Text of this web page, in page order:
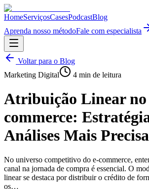
HomeServiçosCasesPodcastBlog
Aprenda nosso métodoFale com especialista
Voltar para o Blog
Marketing Digital
4 min de leitura
Atribuição Linear
commerce:
Análises Mais
No universo competitivo do e-commerce,
canal na jornada de compra é essencial. O
linear se destaca por distribuir o crédito de
os…